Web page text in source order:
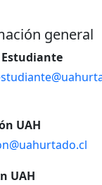
general
UAH
UAH